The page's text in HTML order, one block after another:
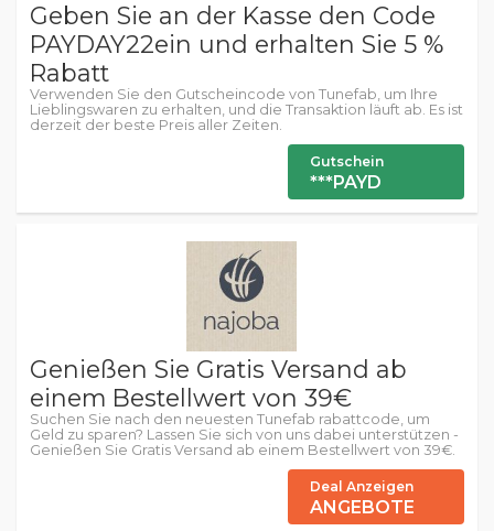
Geben Sie an der Kasse den Code
PAYDAY22ein und erhalten Sie 5 %
Rabatt
Verwenden Sie den Gutscheincode von Tunefab, um Ihre
Lieblingswaren zu erhalten, und die Transaktion läuft ab. Es ist
derzeit der beste Preis aller Zeiten.
Gutschein
***PAYD
Genießen Sie Gratis Versand ab
einem Bestellwert von 39€
Suchen Sie nach den neuesten Tunefab rabattcode, um
Geld zu sparen? Lassen Sie sich von uns dabei unterstützen -
Genießen Sie Gratis Versand ab einem Bestellwert von 39€.
Deal Anzeigen
ANGEBOTE